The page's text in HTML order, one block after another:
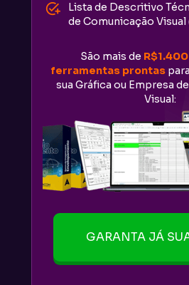
Lista de Descritivo
de Comunicação Visual
São mais de
ferramentas prontas
sua Gráfica ou Empresa
Visual:
GARANTA JÁ